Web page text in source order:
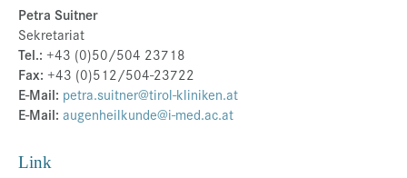
Petra Suitner
Sekretariat
Tel.: +43 (0)50/504 23718
Fax: +43 (0)512/504-23722
E-Mail: petra.suitner@tirol-kliniken.at
E-Mail: augenheilkunde@i-med.ac.at
Link